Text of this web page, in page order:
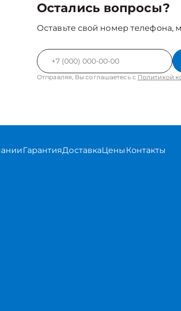
Остались вопросы?
Оставьте свой номер телефона,
Отправляя, Вы соглашаетесь с Политикой
ГарантияДоставкаЦены Контакты